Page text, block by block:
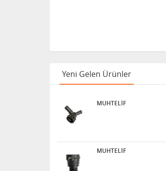
Yeni Gelen Ürünler
MUHTELİF
MUHTELİF